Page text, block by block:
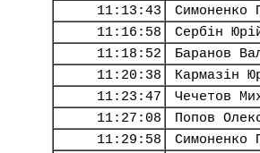
11:13:43
Симоненко
11:16:58
Сербін
11:18:52
Баранов
11:20:38
Кармазін
11:23:47
Чечетов
11:27:08
Попов
11:29:58
Симоненко